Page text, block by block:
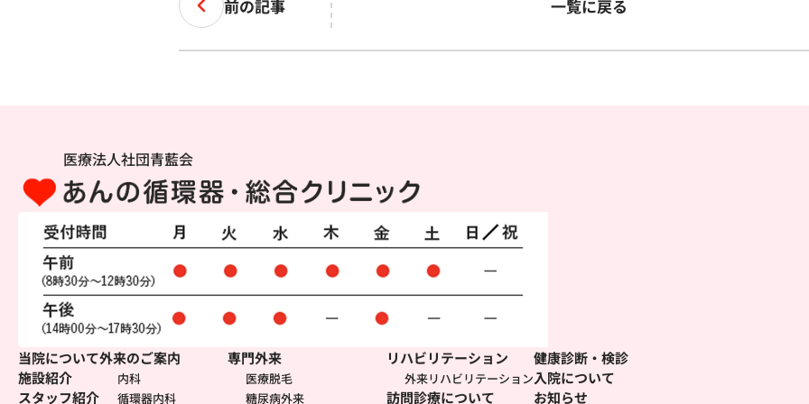
前の記事 一覧に戻る
医療法人社団青藍会
当院について
施設紹介
スタッフ紹介
外来のご案内
内科
循環器内科
専門外来
医療脱毛
糖尿病外来
リハビリテーション
外来リハビリテーション
訪問診療について
健康診断・検診
入院について
お知らせ